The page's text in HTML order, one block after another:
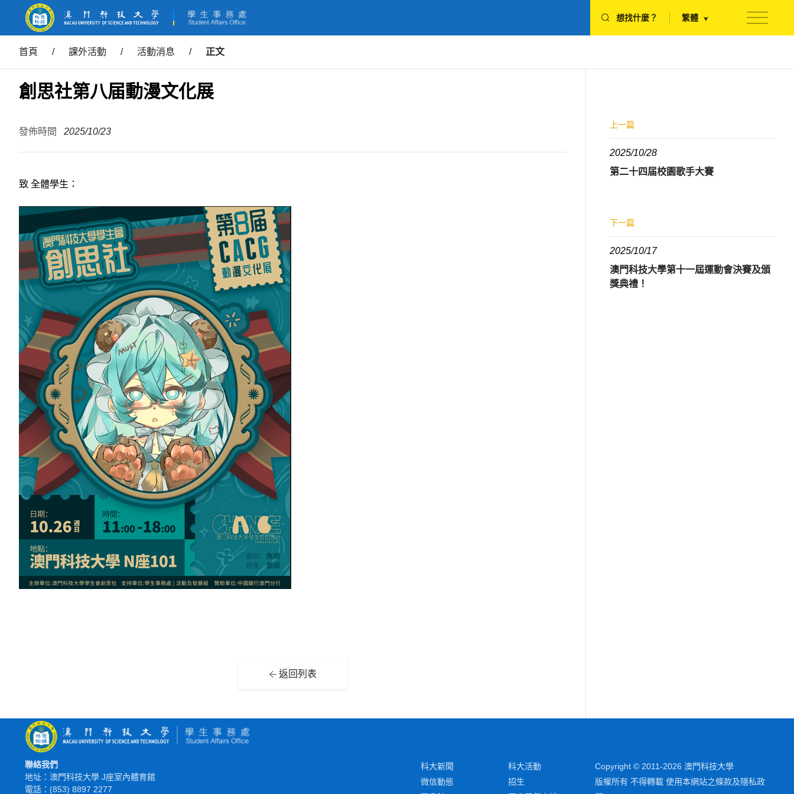
想找什麼？ 繁體
首頁 / 課外活動 / 活動消息 / 正文
創思社第八届動漫文化展
發佈時間 2025/10/23
致 全體學生：
返回列表
上一篇
2025/10/28
第二十四届校園歌手大賽
下一篇
2025/10/17
澳門科技大學第十一屆運動會決賽及頒
獎典禮！
聯絡我們
地址：澳門科技大學 J座室內體育館
電話：(853) 8897 2277
科大新聞
科大活動
微信動態
招生
Copyright © 2011-2026 澳門科技大學
版權所有 不得轉載 使用本網站之條款及隱私政